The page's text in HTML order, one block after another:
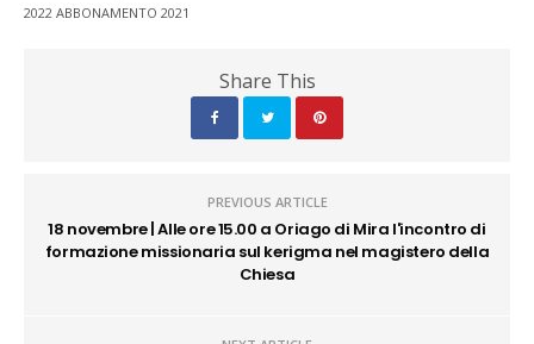
2022 ABBONAMENTO 2021
Share This
PREVIOUS ARTICLE
18 novembre | Alle ore 15.00 a Oriago di Mira l'incontro di
formazione missionaria sul kerigma nel magistero della
Chiesa